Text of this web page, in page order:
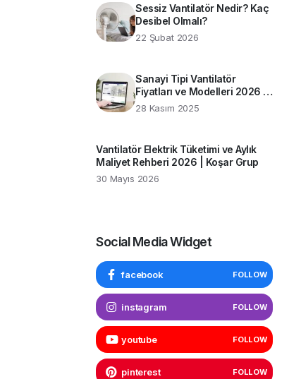
Sessiz Vantilatör Nedir? Kaç
Desibel Olmalı?
22 Şubat 2026
Sanayi Tipi Vantilatör
Fiyatları ve Modelleri 2026 |
Koşar Grup Rehberi
28 Kasım 2025
Vantilatör Elektrik Tüketimi ve Aylık
Maliyet Rehberi 2026 | Koşar Grup
30 Mayıs 2026
Social Media Widget
facebook FOLLOW
instagram FOLLOW
youtube FOLLOW
pinterest FOLLOW